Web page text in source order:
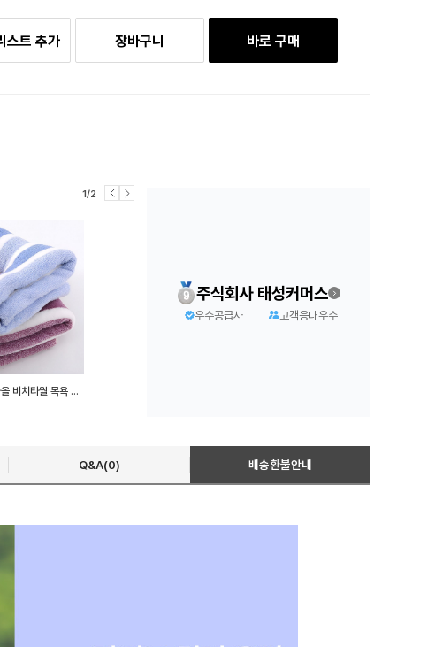
스트 추가 장바구니 바로 구매
1/2
(별별창고) 비치타올 비치타월 목욕 특대형 타올
주식회사 태성커머스
우수공급사 고객응대우수
Q&A(0) 배송환불안내